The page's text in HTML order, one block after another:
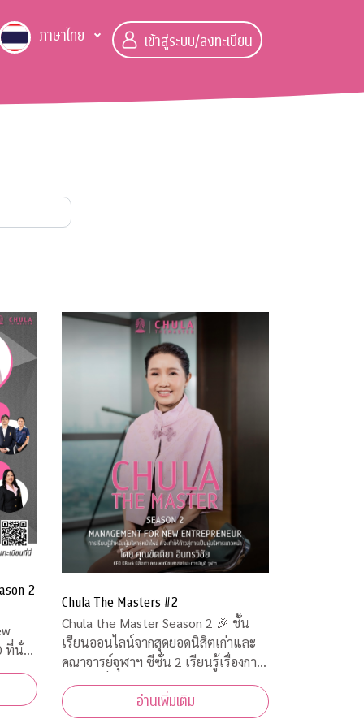
ภาษาไทย เข้าสู่ระบบ/ลงทะเบียน
2
Chula The Masters #2
Chula the Master Season 2 🎉 ชั้น
เรียนออนไลน์จากสุดยอดนิสิตเก่าและ
คณาจารย์จุฬาฯ ซีซั่น 2 เรียนรู้เรื่องการ
จัดการเพื่อเตรียมเป็นผู้ประกอบการตัว
จริง
อ่านเพิ่มเติม